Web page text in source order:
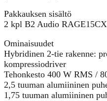
Pakkauksen sisältö
2 kpl B2 Audio
Ominaisuudet
Hybridinen 2-tie rakenne:
kompressiodriver
Tehonkesto 400 W RMS /
2,5 tuuman alumiininen
1,75 tuuman alumiininen